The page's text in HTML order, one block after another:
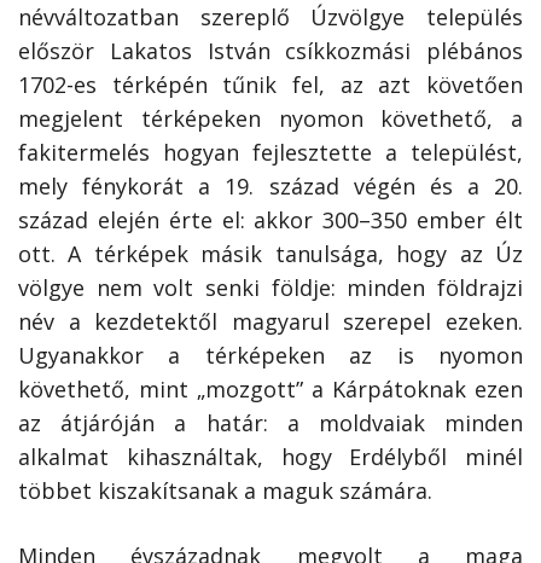
névváltozatban szereplő Úzvölgye település
először Lakatos István csíkkozmási plébános
1702-es térképén tűnik fel, az azt követően
megjelent térképeken nyomon követhető, a
fakitermelés hogyan fejlesztette a települést,
mely fénykorát a 19. század végén és a 20.
század elején érte el: akkor 300–350 ember élt
ott. A térképek másik tanulsága, hogy az Úz
völgye nem volt senki földje: minden földrajzi
név a kezdetektől magyarul szerepel ezeken.
Ugyanakkor a térképeken az is nyomon
követhető, mint „mozgott” a Kárpátoknak ezen
az átjáróján a határ: a moldvaiak minden
alkalmat kihasználtak, hogy Erdélyből minél
többet kiszakítsanak a maguk számára.
Minden évszázadnak megvolt a maga